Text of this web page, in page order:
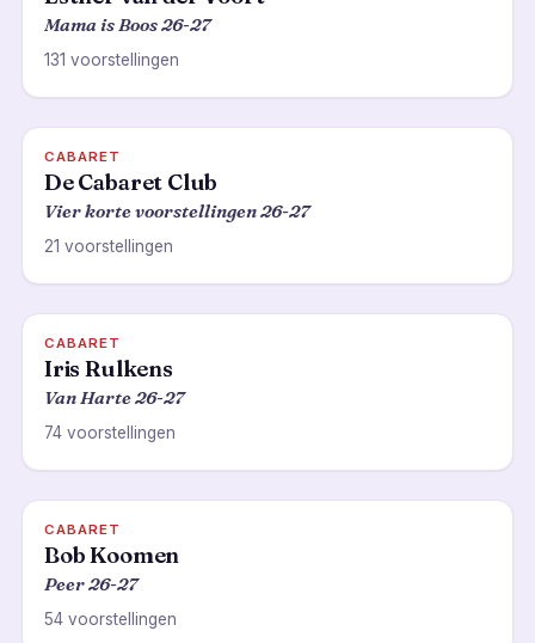
Mama is Boos 26-27
131 voorstellingen
CABARET
De Cabaret Club
Vier korte voorstellingen 26-27
21 voorstellingen
CABARET
Iris Rulkens
Van Harte 26-27
74 voorstellingen
CABARET
Bob Koomen
Peer 26-27
54 voorstellingen